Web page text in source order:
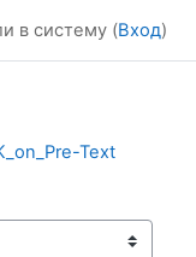
в систему (Вход)
Text